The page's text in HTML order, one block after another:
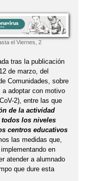
el Viernes, 2
tras la publicación
de marzo, del
Comunidades, sobre
a adoptar con motivo
2), entre las que
de la actividad
los niveles
centros educativos
las medidas que,
en
atender a alumnado
que dure esta